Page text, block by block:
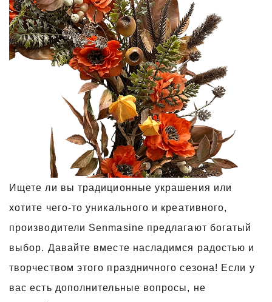
Ищете ли вы традиционные украшения или
хотите чего-то уникального и креативного,
производители Senmasine предлагают богатый
выбор. Давайте вместе насладимся радостью и
творчеством этого праздничного сезона! Если у
вас есть дополнительные вопросы, не